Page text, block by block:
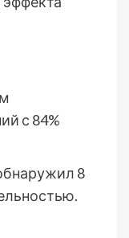
с 84%
8